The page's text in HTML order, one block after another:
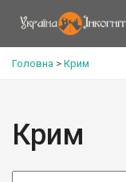
Головна > Крим
Крим